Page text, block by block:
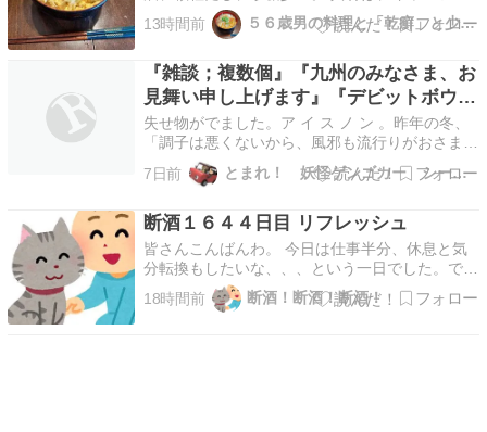
溶き卵、天かす、刻みネギ、七味。 蕎麦は、５
人前入りで298円の乾麺。 これをお店で食べよう
13時間前 ５６歳男の料理と「乾癬」と少しの株 - 楽天ブログ
『雑談；複数個』『九州のみなさま、お
見舞い申し上げます』『デビットボウイ
の指導』『第１１回】 コメント受付Ｄ
ＡＹＳ（リンクにしました）』 赤茶と
紫色の字
失せ物がでました。ア イ ス ノ ン 。昨年の冬、
「調子は悪くないから、風邪も流行りがおさまっ
てるから、当分熱は出ないだろう。」と判断し
て、冷凍庫の容量を空けたくて、どこかへ移した
から頭に敷くと快適なのにー。大きめの保冷材は
あるので、…
7日前 とまれ！ 妖怪ゲンゴカー シーサー版
断酒１６４４日目 リフレッシュ
皆さんこんばんわ。 今日は仕事半分、休息と気
分転換もしたいな、、、という一日でした。でも
仕事の進捗ははかばかしくなく、また時間が足ら
ず筋トレも中途半端で焦りと疲労ははっきり言っ
18時間前 断酒！断酒！断酒！